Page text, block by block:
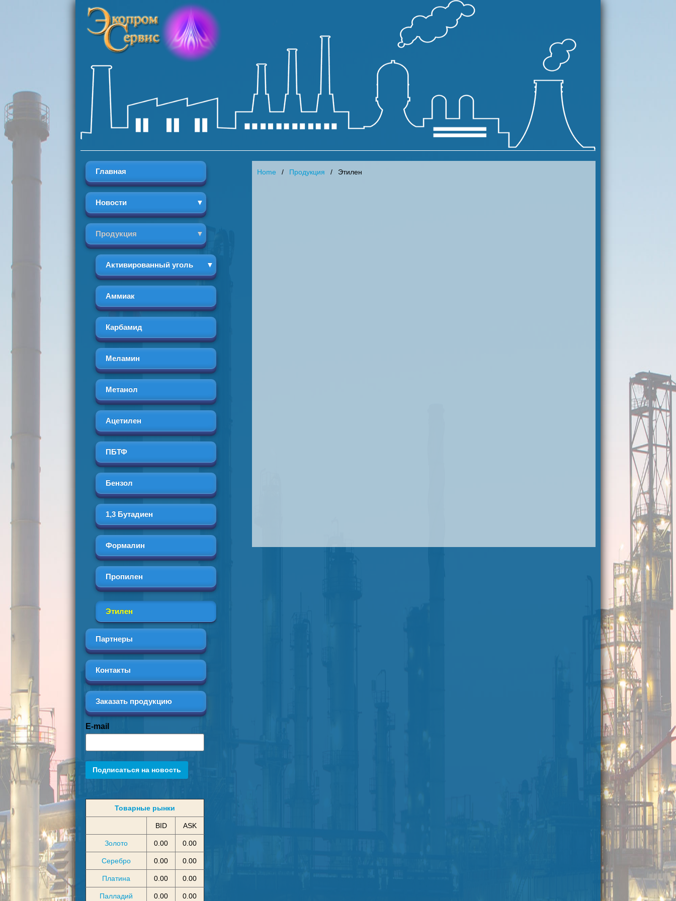
Главная
Новости
Продукция
Активированный уголь
Аммиак
Карбамид
Меламин
Метанол
Ацетилен
ПБТФ
Бензол
1,3 Бутадиен
Формалин
Пропилен
Этилен
Партнеры
Контакты
Заказать продукцию
Home Продукция Этилен
E-mail
Подписаться на новость
Товарные рынки
BID ASK
Золото 0.00 0.00
Серебро 0.00 0.00
Платина 0.00 0.00
Палладий 0.00 0.00